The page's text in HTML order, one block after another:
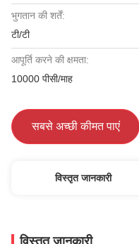
भुगतान की शर्तें:
टी/टी
आपूर्ति करने की क्षमता:
10000 पीसी/माह
सबसे अच्छी कीमत पाएं
विस्तृत जानकारी
विस्तृत जानकारी